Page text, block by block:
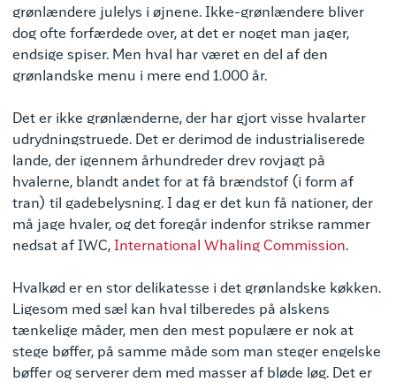
grønlændere julelys i øjnene. Ikke-grønlændere bliver
dog ofte forfærdede over, at det er noget man jager,
endsige spiser. Men hval har været en del af den
grønlandske menu i mere end 1.000 år.
Det er ikke grønlænderne, der har gjort visse hvalarter
udrydningstruede. Det er derimod de industrialiserede
lande, der igennem århundreder drev rovjagt på
hvalerne, blandt andet for at få brændstof (i form af
tran) til gadebelysning. I dag er det kun få nationer, der
må jage hvaler, og det foregår indenfor strikse rammer
nedsat af IWC, International Whaling Commission.
Hvalkød er en stor delikatesse i det grønlandske køkken.
Ligesom med sæl kan hval tilberedes på alskens
tænkelige måder, men den mest populære er nok at
stege bøffer, på samme måde som man steger engelske
bøffer og serverer dem med masser af bløde løg. Det er